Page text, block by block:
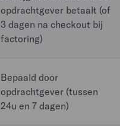
opdrachtgever betaalt (of
3 dagen na checkout bij
factoring)
Bepaald door
opdrachtgever (tussen
24u en 7 dagen)